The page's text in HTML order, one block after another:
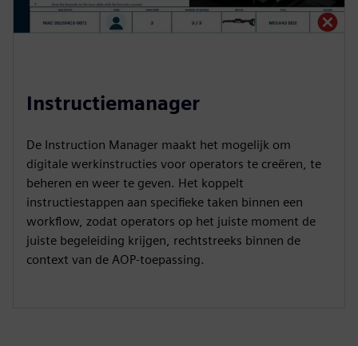
Instructiemanager
De Instruction Manager maakt het mogelijk om
digitale werkinstructies voor operators te creëren, te
beheren en weer te geven. Het koppelt
instructiestappen aan specifieke taken binnen een
workflow, zodat operators op het juiste moment de
juiste begeleiding krijgen, rechtstreeks binnen de
context van de AOP-toepassing.